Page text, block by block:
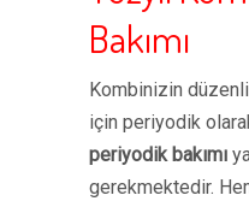
Bakımı
Kombinizin düzenli
için periyodik
periyodik bakımı
gerekmektedir.